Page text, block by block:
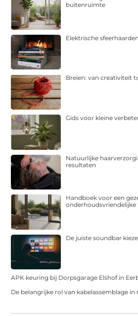
buitenruimte
Elektrische
Breien: van creativiteit
Gids voor kleine
Natuurlijke
resultaten
Handboek voor een
onderhoudsvriendelijke
De juiste soundbar
APK keuring bij Dorpsgarage Elshof in
De belangrijke rol van kabelassemblage